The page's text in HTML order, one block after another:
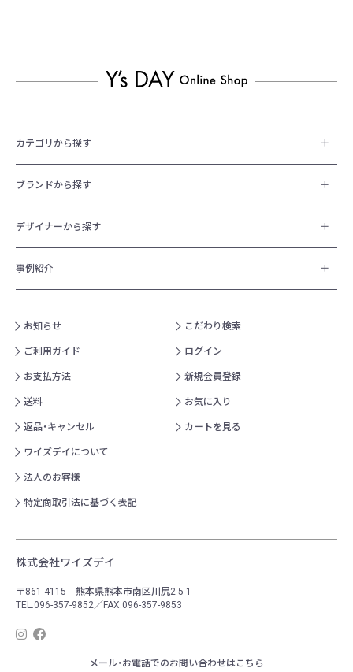
カテゴリから探す
ブランドから探す
デザイナーから探す
事例紹介
お知らせ
ご利用ガイド
お支払方法
送料
返品・キャンセル
ワイズデイについて
法人のお客様
特定商取引法に基づく表記
こだわり検索
ログイン
新規会員登録
お気に入り
カートを見る
株式会社ワイズデイ
〒861-4115 熊本県熊本市南区川尻2-5-1
TEL.096-357-9852／FAX.096-357-9853
メール・お電話でのお問い合わせはこちら